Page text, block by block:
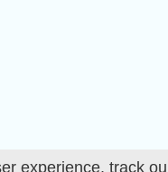
experience, track